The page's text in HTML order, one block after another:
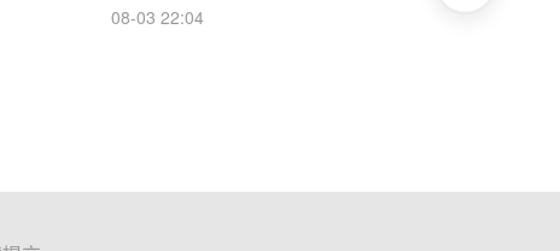
08-03 22:04